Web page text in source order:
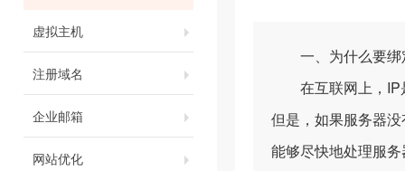
虚拟主机
注册域名
企业邮箱
网站优化
一、为什么要绑
在互联网上，IP
但是，如果服务器
能够尽快地处理服